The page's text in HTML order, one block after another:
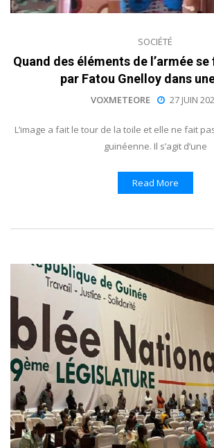
SOCIÉTÉ
Quand des éléments de l’armée
par Fatou Gnelloy dans
VOXMETEORE 27 JUIN
L’image a fait le tour de la toile et elle ne fait
guinéenne. Il s’agit d’une
Read More